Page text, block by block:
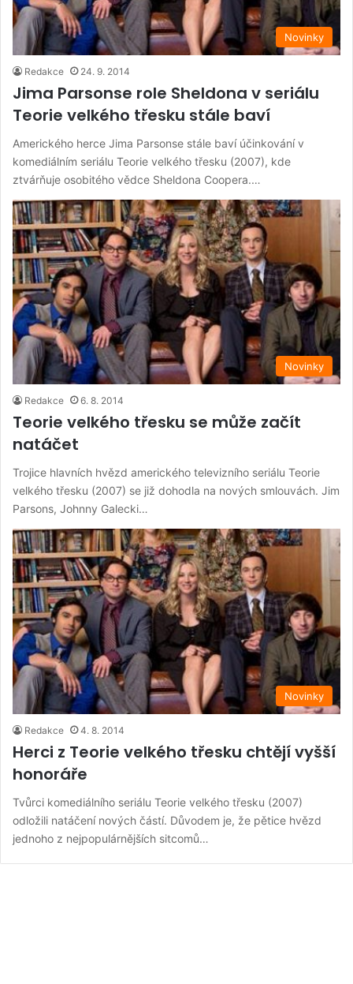
Novinky
Redakce 24. 9. 2014
Jima Parsonse role Sheldona v seriálu
Teorie velkého třesku stále baví
Amerického herce Jima Parsonse stále baví účinkování v
komediálním seriálu Teorie velkého třesku (2007), kde
ztvárňuje osobitého vědce Sheldona Coopera.…
Novinky
Redakce 6. 8. 2014
Teorie velkého třesku se může začít
natáčet
Trojice hlavních hvězd amerického televizního seriálu Teorie
velkého třesku (2007) se již dohodla na nových smlouvách. Jim
Parsons, Johnny Galecki…
Novinky
Redakce 4. 8. 2014
Herci z Teorie velkého třesku chtějí vyšší
honoráře
Tvůrci komediálního seriálu Teorie velkého třesku (2007)
odložili natáčení nových částí. Důvodem je, že pětice hvězd
jednoho z nejpopulárnějších sitcomů…